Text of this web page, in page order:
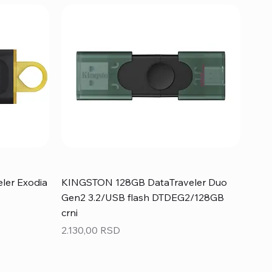
Exodia
KINGSTON 128GB DataTraveler Duo
Gen2 3.2/USB flash DTDEG2/128GB
crni
Price
2.130,00 RSD